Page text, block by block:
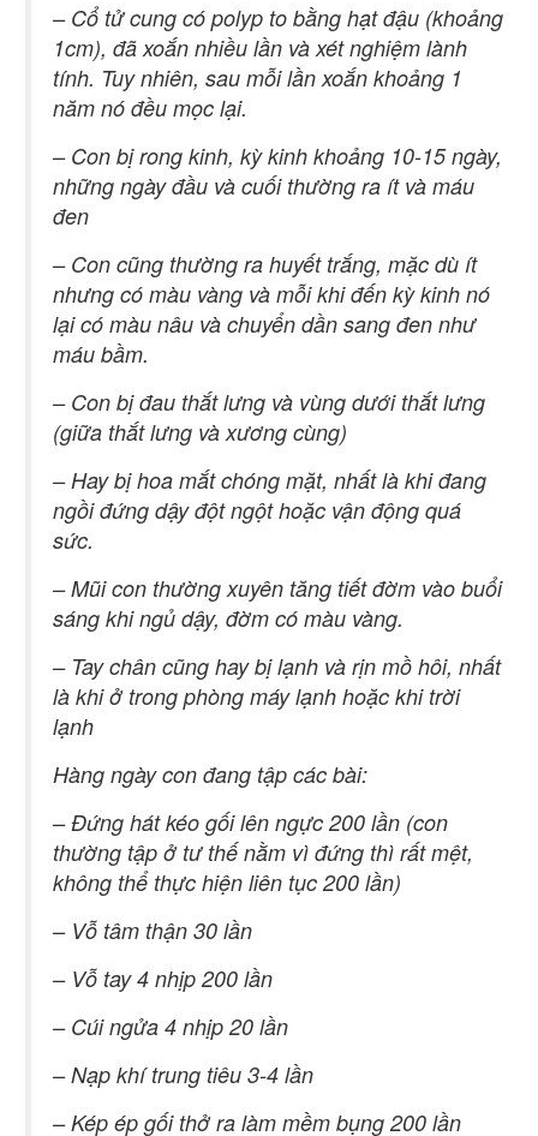
– Cổ tử cung có polyp to bằng hạt đậu (khoảng
1cm), đã xoắn nhiều lần và xét nghiệm lành
tính. Tuy nhiên, sau mỗi lần xoắn khoảng 1
năm nó đều mọc lại.
– Con bị rong kinh, kỳ kinh khoảng 10-15 ngày,
những ngày đầu và cuối thường ra ít và máu
đen
– Con cũng thường ra huyết trắng, mặc dù ít
nhưng có màu vàng và mỗi khi đến kỳ kinh nó
lại có màu nâu và chuyển dần sang đen như
máu bầm.
– Con bị đau thắt lưng và vùng dưới thắt lưng
(giữa thắt lưng và xương cùng)
– Hay bị hoa mắt chóng mặt, nhất là khi đang
ngồi đứng dậy đột ngột hoặc vận động quá
sức.
– Mũi con thường xuyên tăng tiết đờm vào buổi
sáng khi ngủ dậy, đờm có màu vàng.
– Tay chân cũng hay bị lạnh và rịn mồ hôi, nhất
là khi ở trong phòng máy lạnh hoặc khi trời
lạnh
Hàng ngày con đang tập các bài:
– Đứng hát kéo gối lên ngực 200 lần (con
thường tập ở tư thế nằm vì đứng thì rất mệt,
không thể thực hiện liên tục 200 lần)
– Vỗ tâm thận 30 lần
– Vỗ tay 4 nhịp 200 lần
– Cúi ngửa 4 nhịp 20 lần
– Nạp khí trung tiêu 3-4 lần
– Kép ép gối thở ra làm mềm bụng 200 lần